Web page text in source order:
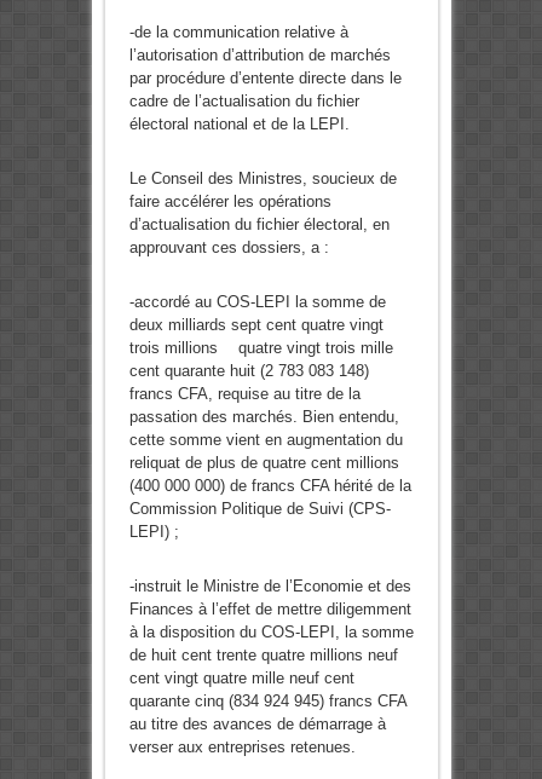
-de la communication relative à
l’autorisation d’attribution de marchés
par procédure d’entente directe dans le
cadre de l’actualisation du fichier
électoral national et de la LEPI.
Le Conseil des Ministres, soucieux de
faire accélérer les opérations
d’actualisation du fichier électoral, en
approuvant ces dossiers, a :
-accordé au COS-LEPI la somme de
deux milliards sept cent quatre vingt
trois millions quatre vingt trois mille
cent quarante huit (2 783 083 148)
francs CFA, requise au titre de la
passation des marchés. Bien entendu,
cette somme vient en augmentation du
reliquat de plus de quatre cent millions
(400 000 000) de francs CFA hérité de la
Commission Politique de Suivi (CPS-
LEPI) ;
-instruit le Ministre de l’Economie et des
Finances à l’effet de mettre diligemment
à la disposition du COS-LEPI, la somme
de huit cent trente quatre millions neuf
cent vingt quatre mille neuf cent
quarante cinq (834 924 945) francs CFA
au titre des avances de démarrage à
verser aux entreprises retenues.